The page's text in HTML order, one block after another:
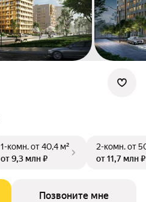
1-комн.от 40,4 м²
от 9,3 млн ₽
2-комн.от
от 11,7 млн ₽
Позвоните мне